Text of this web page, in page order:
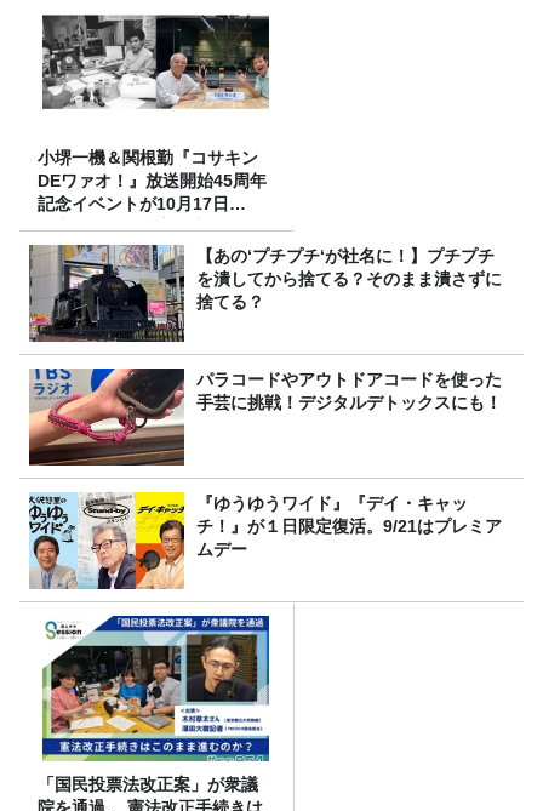
小堺一機＆関根勤『コサキン
DEワァオ！』放送開始45周年
記念イベントが10月17日
（土）に開催決定！本日より
FC先行受付スタート！【あの‘プチプチ‘が社名に！】プチプチ
を潰してから捨てる？そのまま潰さずに
捨てる？
パラコードやアウトドアコードを使った
手芸に挑戦！デジタルデトックスにも！
『ゆうゆうワイド』『デイ・キャッ
チ！』が１日限定復活。9/21はプレミア
ムデー
「国民投票法改正案」が衆議
院を通過。 憲法改正手続きは